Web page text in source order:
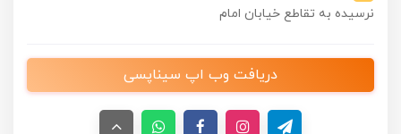
نرسیده به تقاطع خیابان امام
دریافت وب اپ سیناپسی